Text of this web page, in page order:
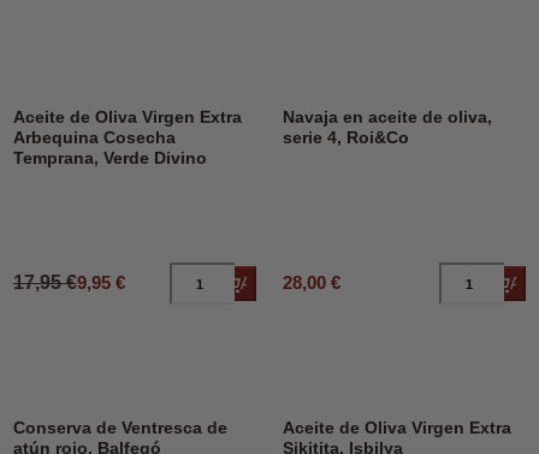
DESCUENTO45%
Aceite de Oliva Virgen Extra
Arbequina Cosecha
Temprana, Verde Divino
17,95 €9,95 € Añadir al carrito
Navaja en aceite de oliva,
serie 4, Roi&Co
28,00 €
Conserva de Ventresca de
atún rojo, Balfegó
Aceite de Oliva Virgen Extra
Sikitita, Isbilya